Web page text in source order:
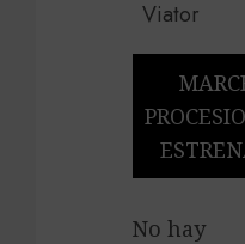
No hay